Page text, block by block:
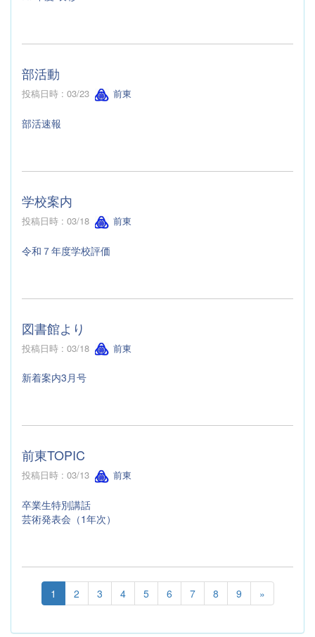
部活動
投稿日時 : 03/23 前東
部活速報
学校案内
投稿日時 : 03/18 前東
令和７年度学校評価
図書館より
投稿日時 : 03/18 前東
新着案内3月号
前東TOPIC
投稿日時 : 03/13 前東
卒業生特別講話
芸術発表会（1年次）
1 2 3 4 5 6 7 8 9 »